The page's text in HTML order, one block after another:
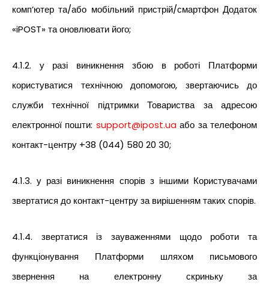
комп’ютер та/або мобільний пристрій/смартфон Додаток
«iPOST» та оновлювати його;
4.1.2. у разі виникнення збою в роботі Платформи
користуватися технічною допомогою, звертаючись до
служби технічної підтримки Товариства за адресою
електронної пошти: support@ipost.ua або за телефоном
контакт-центру +38 (044) 580 20 30;
4.1.3. у разі виникнення спорів з іншими Користувачами
звертатися до контакт-центру за вирішенням таких спорів.
4.1.4. звертатися із зауваженнями щодо роботи та
функціонування Платформи шляхом письмового
звернення на електронну скриньку за